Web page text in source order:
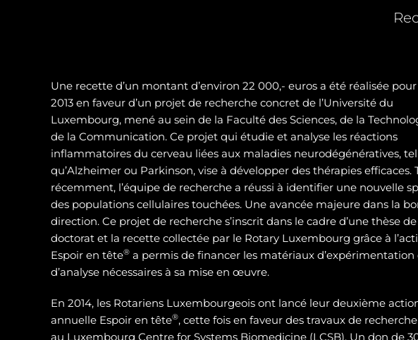
Une recette d’un montant d’environ 22 000,- euros a été réalisée pour
2013 en faveur d’un projet de recherche concret de l’Université du
Luxembourg, mené au sein de la Faculté des Sciences, de la
de la Communication. Ce projet qui étudie et analyse les réactions
inflammatoires du cerveau liées aux maladies neurodégénératives,
qu’Alzheimer ou Parkinson, vise à développer des thérapies efficaces.
récemment, l’équipe de recherche a réussi à identifier une nouvelle
des populations cellulaires touchées. Une avancée majeure dans la
direction. Ce projet de recherche s’inscrit dans le cadre d’une thèse de
doctorat et la recette collectée par le Rotary Luxembourg grâce à
Espoir en tête® a permis de financer les matériaux d’expérimentation
d’analyse nécessaires à sa mise en œuvre.
En 2014, les Rotariens Luxembourgeois ont lancé leur deuxième
annuelle Espoir en tête®, cette fois en faveur des travaux de
au Luxembourg Centre for Systems Biomedicine (LCSB). Un don de